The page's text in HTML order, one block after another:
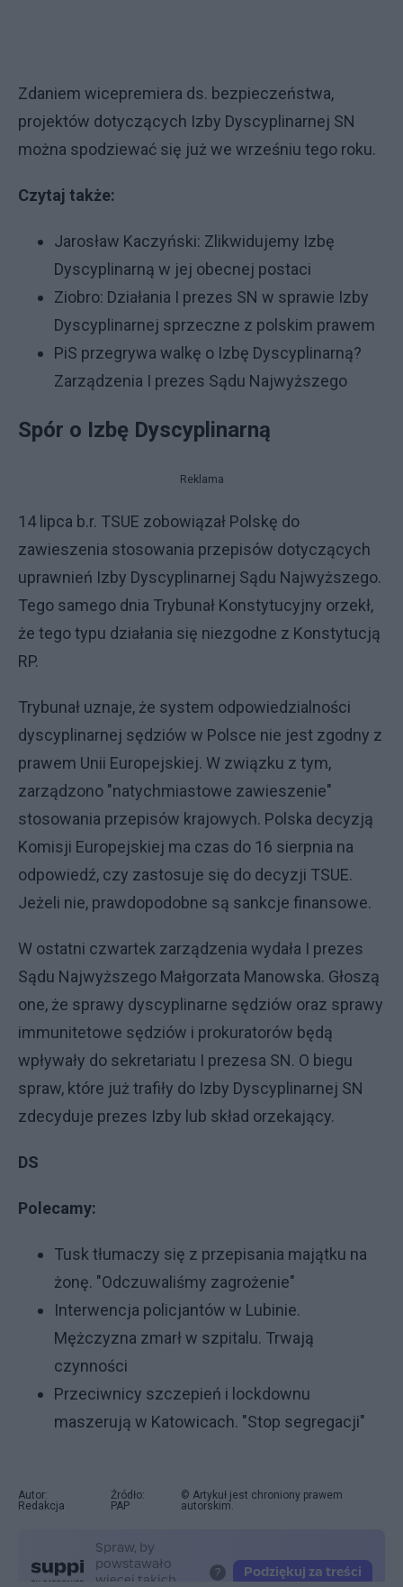
Zdaniem wicepremiera ds. bezpieczeństwa,
projektów dotyczących Izby Dyscyplinarnej SN
można spodziewać się już we wrześniu tego roku.
Czytaj także:
Jarosław Kaczyński: Zlikwidujemy Izbę
Dyscyplinarną w jej obecnej postaci
Ziobro: Działania I prezes SN w sprawie Izby
Dyscyplinarnej sprzeczne z polskim prawem
PiS przegrywa walkę o Izbę Dyscyplinarną?
Zarządzenia I prezes Sądu Najwyższego
Spór o Izbę Dyscyplinarną
Reklama
14 lipca b.r. TSUE zobowiązał Polskę do
zawieszenia stosowania przepisów dotyczących
uprawnień Izby Dyscyplinarnej Sądu Najwyższego.
Tego samego dnia Trybunał Konstytucyjny orzekł,
że tego typu działania się niezgodne z Konstytucją
RP.
Trybunał uznaje, że system odpowiedzialności
dyscyplinarnej sędziów w Polsce nie jest zgodny z
prawem Unii Europejskiej. W związku z tym,
zarządzono "natychmiastowe zawieszenie"
stosowania przepisów krajowych. Polska decyzją
Komisji Europejskiej ma czas do 16 sierpnia na
odpowiedź, czy zastosuje się do decyzji TSUE.
Jeżeli nie, prawdopodobne są sankcje finansowe.
W ostatni czwartek zarządzenia wydała I prezes
Sądu Najwyższego Małgorzata Manowska. Głoszą
one, że sprawy dyscyplinarne sędziów oraz sprawy
immunitetowe sędziów i prokuratorów będą
wpływały do sekretariatu I prezesa SN. O biegu
spraw, które już trafiły do Izby Dyscyplinarnej SN
zdecyduje prezes Izby lub skład orzekający.
DS
Polecamy:
Tusk tłumaczy się z przepisania majątku na
żonę. "Odczuwaliśmy zagrożenie"
Interwencja policjantów w Lubinie.
Mężczyzna zmarł w szpitalu. Trwają
czynności
Przeciwnicy szczepień i lockdownu
maszerują w Katowicach. "Stop segregacji"
Autor:
Redakcja
Źródło:
PAP
© Artykuł jest chroniony prawem
autorskim.